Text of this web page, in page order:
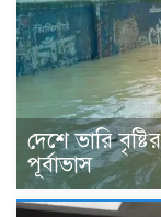
দেশে ভারি
পূর্বাভাস